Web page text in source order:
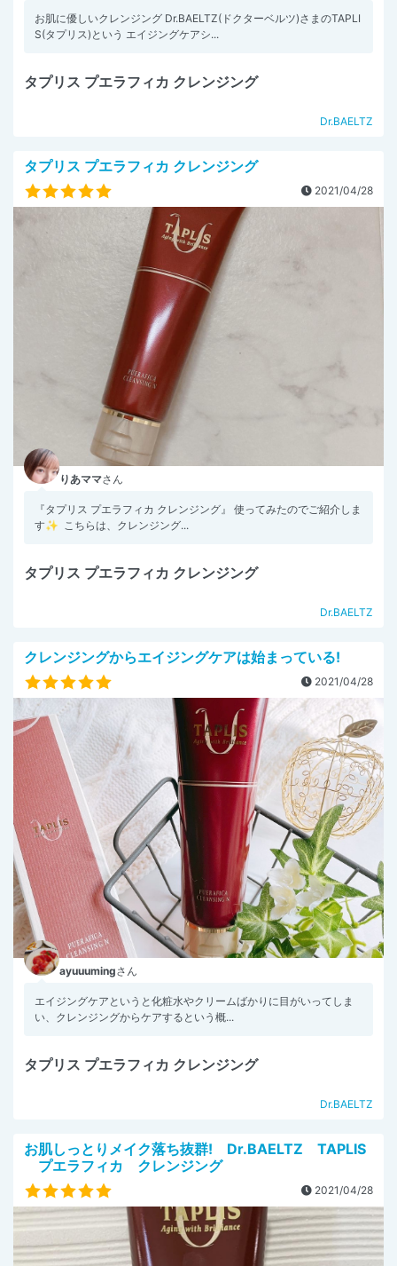
お肌に優しいクレンジング Dr.BAELTZ(ドクターベルツ)さまのTAPLI
S(タプリス)という エイジングケアシ...
タプリス プエラフィカ クレンジング
Dr.BAELTZ
タプリス プエラフィカ クレンジング
2021/04/28
りあママさん
『タプリス プエラフィカ クレンジング』 使ってみたのでご紹介しま
す✨ こちらは、クレンジング...
タプリス プエラフィカ クレンジング
Dr.BAELTZ
クレンジングからエイジングケアは始まっている!
2021/04/28
ayuuumingさん
エイジングケアというと化粧水やクリームばかりに目がいってしま
い、クレンジングからケアするという概...
タプリス プエラフィカ クレンジング
Dr.BAELTZ
お肌しっとりメイク落ち抜群! Dr.BAELTZ TAPLIS
プエラフィカ クレンジング
2021/04/28